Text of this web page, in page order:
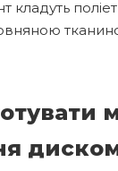
кладуть